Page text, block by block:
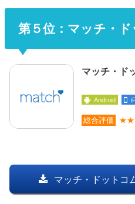
第５位：マッチ・ド
マッチ・ド
Android
総合評価
マッチ・ドットコ